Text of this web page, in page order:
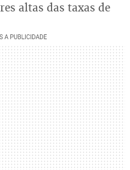
altas das taxas de